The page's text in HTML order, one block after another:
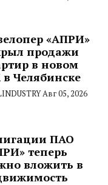
«АПРИ»
продажи
в новом
Челябинске
Авг 05, 2026
ПАО
теперь
вложить в